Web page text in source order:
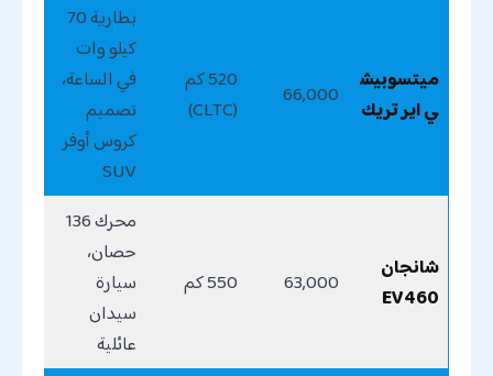
ميتسوبيش
ي اير تريك
66,000
520 كم
(CLTC)
بطارية 70
كيلو وات
في الساعة،
تصميم
كروس أوفر
SUV
شانجان
EV460
63,000 550 كم
محرك 136
حصان،
سيارة
سيدان
عائلية